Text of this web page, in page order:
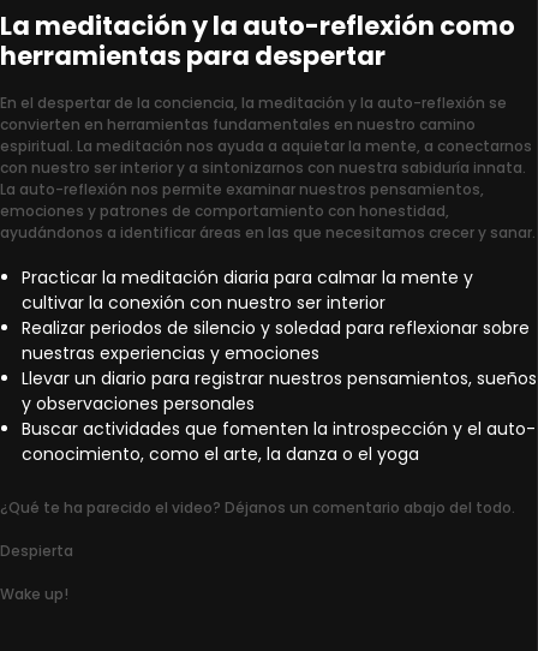
La meditación y la auto-reflexión como
herramientas para despertar
En el despertar de la conciencia, la meditación y la auto-reflexión se
convierten en herramientas fundamentales en nuestro camino
espiritual. La meditación nos ayuda a aquietar la mente, a conectarnos
con nuestro ser interior y a sintonizarnos con nuestra sabiduría innata.
La auto-reflexión nos permite examinar nuestros pensamientos,
emociones y patrones de comportamiento con honestidad,
ayudándonos a identificar áreas en las que necesitamos crecer y sanar.
Practicar la meditación diaria para calmar la mente y
cultivar la conexión con nuestro ser interior
Realizar periodos de silencio y soledad para reflexionar sobre
nuestras experiencias y emociones
Llevar un diario para registrar nuestros pensamientos, sueños
y observaciones personales
Buscar actividades que fomenten la introspección y el auto-
conocimiento, como el arte, la danza o el yoga
¿Qué te ha parecido el video? Déjanos un comentario abajo del todo.
Despierta
Wake up!